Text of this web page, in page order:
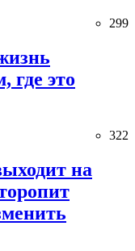
299
где это
322
на